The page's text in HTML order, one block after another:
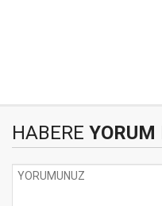
HABERE YORUM